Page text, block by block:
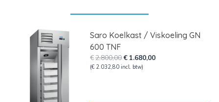
Saro Koelkast / Viskoeling GN
600 TNF
€2.800,00Oorspronkelijke
prijs
€ 1.680,00Huidige
(€ 2.032,80 incl. btw)